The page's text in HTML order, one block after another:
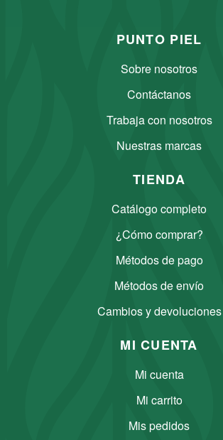
PUNTO PIEL
Sobre nosotros
Contáctanos
Trabaja con nosotros
Nuestras marcas
TIENDA
Catálogo completo
¿Cómo comprar?
Métodos de pago
Métodos de envío
Cambios y devoluciones
MI CUENTA
Mi cuenta
Mi carrito
Mis pedidos